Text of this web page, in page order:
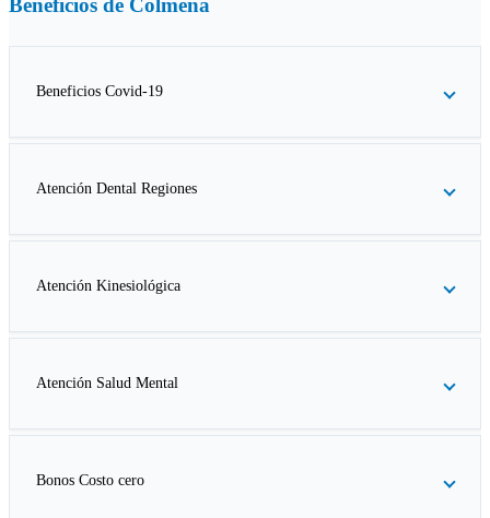
Beneficios de Colmena
Beneficios Covid-19
Atención Dental Regiones
Atención Kinesiológica
Atención Salud Mental
Bonos Costo cero